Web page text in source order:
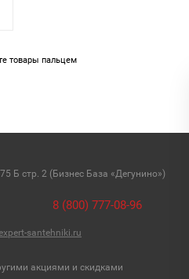
Б стр. 2 (Бизнес База «Дегунино»)
8 (800) 777-08-96
santehniki.ru
акциями и скидками